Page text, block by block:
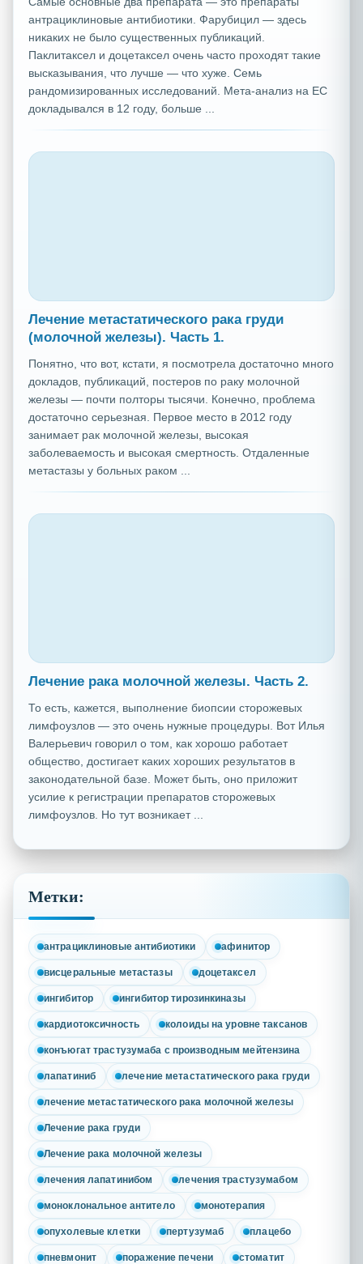
антрациклиновые антибиотики. Фарубицил — здесь
никаких не было существенных публикаций.
Паклитаксел и доцетаксел очень часто проходят такие
высказывания, что лучше — что хуже. Семь
рандомизированных исследований. Мета-анализ на ЕС
докладывался в 12 году, больше ...
Лечение метастатического рака груди
(молочной железы). Часть 1.
Понятно, что вот, кстати, я посмотрела достаточно много
докладов, публикаций, постеров по раку молочной
железы — почти полторы тысячи. Конечно, проблема
достаточно серьезная. Первое место в 2012 году
занимает рак молочной железы, высокая
заболеваемость и высокая смертность. Отдаленные
метастазы у больных раком ...
Лечение рака молочной железы. Часть 2.
То есть, кажется, выполнение биопсии сторожевых
лимфоузлов — это очень нужные процедуры. Вот Илья
Валерьевич говорил о том, как хорошо работает
общество, достигает каких хороших результатов в
законодательной базе. Может быть, оно приложит
усилие к регистрации препаратов сторожевых
лимфоузлов. Но тут возникает ...
Метки:
антрациклиновые антибиотики афинитор
висцеральные метастазы доцетаксел
ингибитор ингибитор тирозинкиназы
кардиотоксичность колоиды на уровне таксанов
конъюгат трастузумаба с производным мейтензина
лапатиниб лечение метастатического рака груди
лечение метастатического рака молочной железы
Лечение рака груди
Лечение рака молочной железы
лечения лапатинибом лечения трастузумабом
моноклональное антитело монотерапия
опухолевые клетки пертузумаб плацебо
пневмонит поражение печени стоматит